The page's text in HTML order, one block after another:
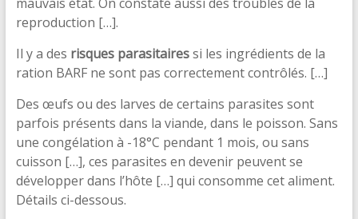
reproduction […].
Il y a des risques parasitairessi les ingrédients de la
ration BARF ne sont pas correctement contrôlés. […]
Des œufs ou des larves de certains parasites sont
parfois présents dans la viande, dans le poisson. Sans
une congélation à -18°C pendant 1 mois, ou sans
cuisson […], ces parasites en devenir peuvent se
développer dans l’hôte […] qui consomme cet aliment.
Détails ci-dessous.